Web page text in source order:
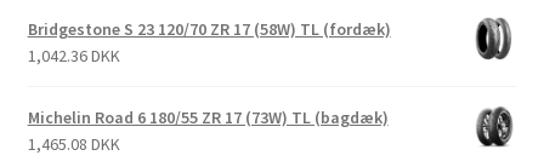
Bridgestone S 23 120/70 ZR 17 (58W) TL (fordæk)
1,042.36 DKK
Michelin Road 6 180/55 ZR 17 (73W) TL (bagdæk)
1,465.08 DKK